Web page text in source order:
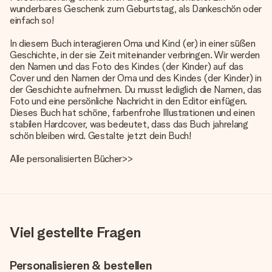
wunderbares Geschenk zum Geburtstag, als Dankeschön oder
einfach so!
In diesem Buch interagieren Oma und Kind (er) in einer süßen
Geschichte, in der sie Zeit miteinander verbringen. Wir werden
den Namen und das Foto des Kindes (der Kinder) auf das
Cover und den Namen der Oma und des Kindes (der Kinder) in
der Geschichte aufnehmen. Du musst lediglich die Namen, das
Foto und eine persönliche Nachricht in den Editor einfügen.
Dieses Buch hat schöne, farbenfrohe Illustrationen und einen
stabilen Hardcover, was bedeutet, dass das Buch jahrelang
schön bleiben wird. Gestalte jetzt dein Buch!
Allepersonalisierten Bücher>>
Viel gestellte Fragen
Personalisieren & bestellen